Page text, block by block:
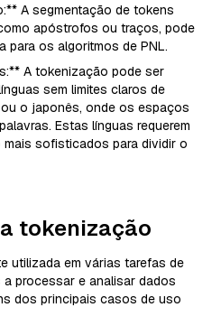
A segmentação de tokens
apóstrofos ou traços, pode
para os algoritmos de PNL.
A tokenização pode ser
sem limites claros de
o japonês, onde os espaços
Estas línguas requerem
sofisticados para dividir o
tokenização
utilizada em várias tarefas de
processar e analisar dados
dos principais casos de uso